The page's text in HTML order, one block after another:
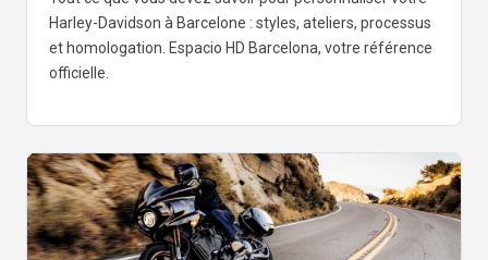
Harley-Davidson à Barcelone : styles, ateliers, processus
et homologation. Espacio HD Barcelona, votre référence
officielle.